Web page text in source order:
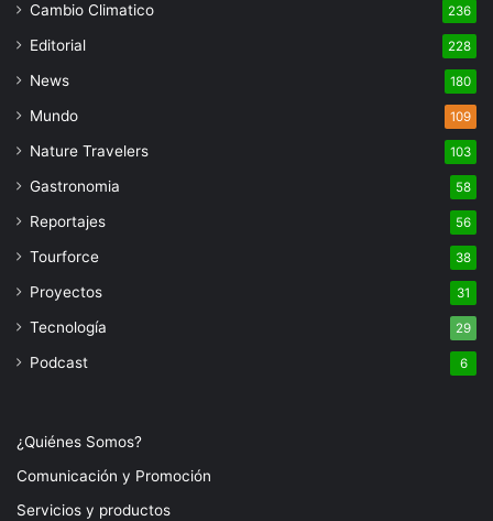
Cambio Climatico 236
Editorial 228
News 180
Mundo 109
Nature Travelers 103
Gastronomia 58
Reportajes 56
Tourforce 38
Proyectos 31
Tecnología 29
Podcast 6
¿Quiénes Somos?
Comunicación y Promoción
Servicios y productos